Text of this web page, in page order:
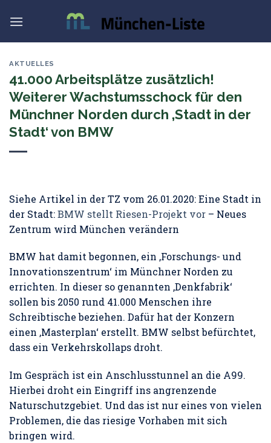
AKTUELLES
41.000 Arbeitsplätze zusätzlich!
Weiterer Wachstumsschock für den
Münchner Norden durch ‚Stadt in der
Stadt‘ von BMW
Siehe Artikel in der TZ vom 26.01.2020: Eine Stadt in
der Stadt:BMW stellt Riesen-Projekt vor – Neues
Zentrum wird München verändern
BMW hat damit begonnen, ein ‚Forschungs- und
Innovationszentrum‘ im Münchner Norden zu
errichten. In dieser so genannten ‚Denkfabrik‘
sollen bis 2050 rund 41.000 Menschen ihre
Schreibtische beziehen. Dafür hat der Konzern
einen ‚Masterplan‘ erstellt. BMW selbst befürchtet,
dass ein Verkehrskollaps droht.
Im Gespräch ist ein Anschlusstunnel an die A99.
Hierbei droht ein Eingriff ins angrenzende
Naturschutzgebiet. Und das ist nur eines von vielen
Problemen, die das riesige Vorhaben mit sich
bringen wird.